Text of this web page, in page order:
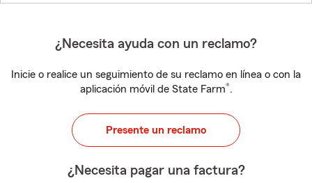
¿Necesita ayuda con un reclamo?
Inicie o realice un seguimiento de su reclamo en línea o con la
aplicación móvil de State Farm®.
Presente un reclamo
¿Necesita pagar una factura?